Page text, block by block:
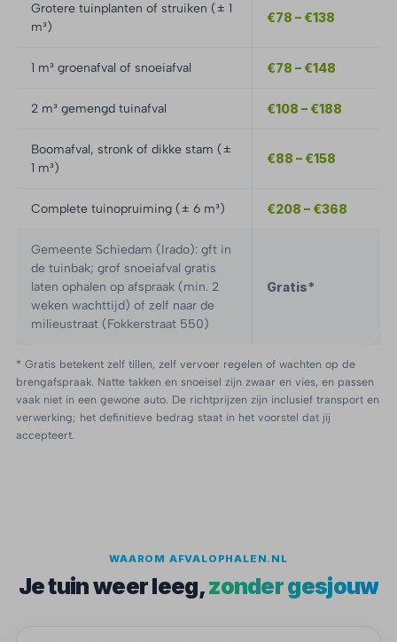
Grotere tuinplanten of struiken (± 1
m³)
€78 – €138
1 m³ groenafval of snoeiafval €78 – €148
2 m³ gemengd tuinafval €108 – €188
Boomafval, stronk of dikke stam (±
1 m³)
€88 – €158
Complete tuinopruiming (± 6 m³) €208 – €368
Gemeente Schiedam (Irado): gft in
de tuinbak; grof snoeiafval gratis
laten ophalen op afspraak (min. 2
weken wachttijd) of zelf naar de
milieustraat (Fokkerstraat 550)
Gratis*
* Gratis betekent zelf tillen, zelf vervoer regelen of wachten op de
brengafspraak. Natte takken en snoeisel zijn zwaar en vies, en passen
vaak niet in een gewone auto. De richtprijzen zijn inclusief transport en
verwerking; het definitieve bedrag staat in het voorstel dat jij
accepteert.
WAAROM AFVALOPHALEN.NL
Je tuin weer leeg,zonder gesjouw